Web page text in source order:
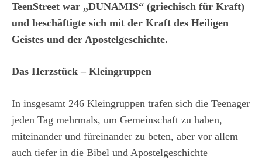
TeenStreet war „DUNAMIS“ (griechisch für Kraft)
und beschäftigte sich mit der Kraft des Heiligen
Geistes und der Apostelgeschichte.
Das Herzstück – Kleingruppen
In insgesamt 246 Kleingruppen trafen sich die Teenager
jeden Tag mehrmals, um Gemeinschaft zu haben,
miteinander und füreinander zu beten, aber vor allem
auch tiefer in die Bibel und Apostelgeschichte